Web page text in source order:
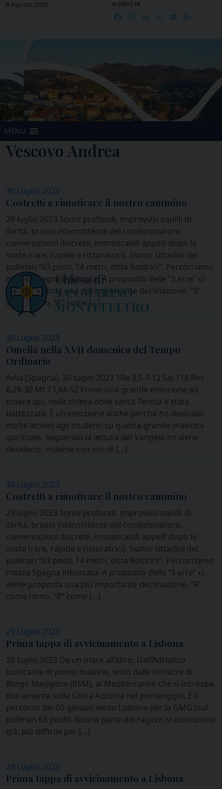
Skip8 Agosto 2026 seguici su
Facebook
Instagram
LinkedIn YouTube
MENU
Vescovo Andrea
30 Luglio 2023
Costretti a rimotivare il nostro cammino
29 luglio 2023 Sonni profondi, improvvisi squilli di
ilarità, brusio intermittente del condizionatore,
conversazioni discrete, immancabili appelli dopo le
soste (rare, rapide e ristoratrici). Siamo cittadini del
pullman “63 posti, 14 metri, ditta Boldrini”. Percorriamo
mezza Spagna infuocata. A proposito delle “3 erre” ci
viene proposta una più importante declinazione. “R”
come ritmo, “R” come […]
30 Luglio 2023
Omelia nella XVII domenica del Tempo
Ordinario
Avila (Spagna), 30 luglio 2023 1Re 3,5.7-12 Sal 118 Rm
8,28-30 Mt 13,44-52 Provo una grande emozione ad
essere qui, nella chiesa dove santa Teresa è stata
battezzata. È un’emozione anche perché ho dedicato
molte lezioni agli studenti su questa grande maestra
spirituale. Seguendo la lettura del Vangelo mi viene
desiderio, insieme con voi, di […]
30 Luglio 2023
Costretti a rimotivare il nostro cammino
29 luglio 2023 Sonni profondi, improvvisi squilli di
ilarità, brusio intermittente del condizionatore,
conversazioni discrete, immancabili appelli dopo le
soste (rare, rapide e ristoratrici). Siamo cittadini del
pullman “63 posti, 14 metri, ditta Boldrini”. Percorriamo
mezza Spagna infuocata. A proposito delle “3 erre” ci
viene proposta una più importante declinazione. “R”
come ritmo, “R” come […]
29 Luglio 2023
Prima tappa di avvicinamento a Lisbona
28 luglio 2023 Da un mare all’altro. Dall’Adriatico
luccicante di primo mattino, visto dalle terrazze di
Borgo Maggiore (RSM), al Mediterraneo che si increspa
dolcemente sulla Costa Azzurra nel pomeriggio. È il
percorso dei 60 giovani verso Lisbona per la GMG (sul
pullman 63 posti). Buona parte dei ragazzi si conoscono
già, più difficile per […]
29 Luglio 2023
Prima tappa di avvicinamento a Lisbona